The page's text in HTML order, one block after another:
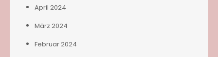
April 2024
März 2024
Februar 2024